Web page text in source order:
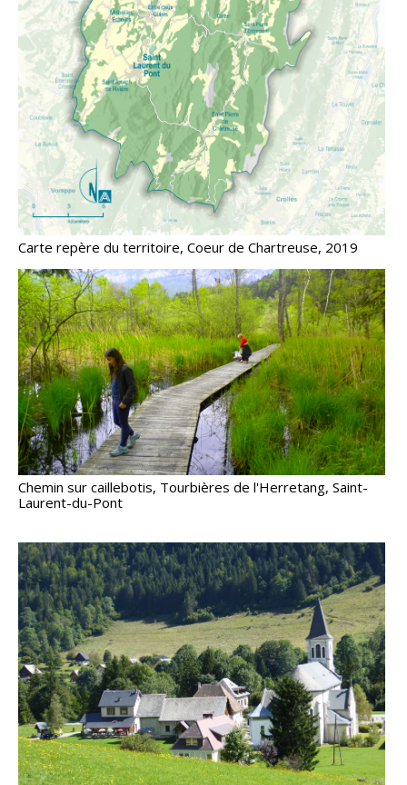
Carte repère du territoire, Coeur de Chartreuse, 2019
Chemin sur caillebotis, Tourbières de l'Herretang, Saint-
Laurent-du-Pont